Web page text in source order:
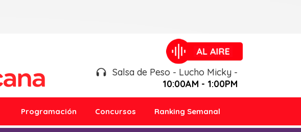
Salsa de Peso - Lucho Micky -
10:00AM - 1:00PM
Programación Concursos Ranking Semanal